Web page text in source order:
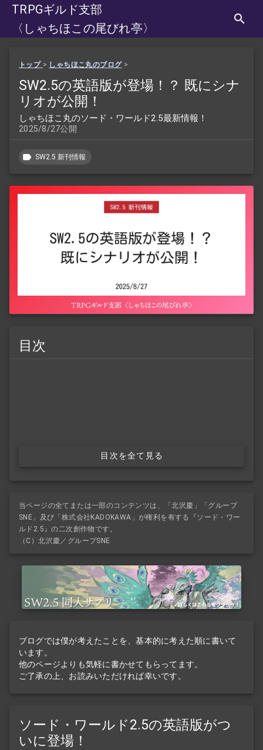
TRPGギルド支部
〈しゃちほこの尾びれ亭〉
トップ > しゃちほこ丸のブログ>
SW2.5の英語版が登場！？ 既にシナ
リオが公開！
しゃちほこ丸のソード・ワールド2.5最新情報！
2025/8/27公開
SW2.5 新刊情報
目次
目次を全て見る
当ページの全てまたは一部のコンテンツは、「北沢慶」「グループ
SNE」及び「株式会社KADOKAWA」が権利を有する『ソード・ワー
ルド2.5』の二次創作物です。
（C）北沢慶／グループSNE
ブログでは僕が考えたことを、基本的に考えた順に書いて
います。
他のページよりも気軽に書かせてもらってます。
ご了承の上、お読みいただければ幸いです。
ソード・ワールド2.5の英語版がつ
いに登場！